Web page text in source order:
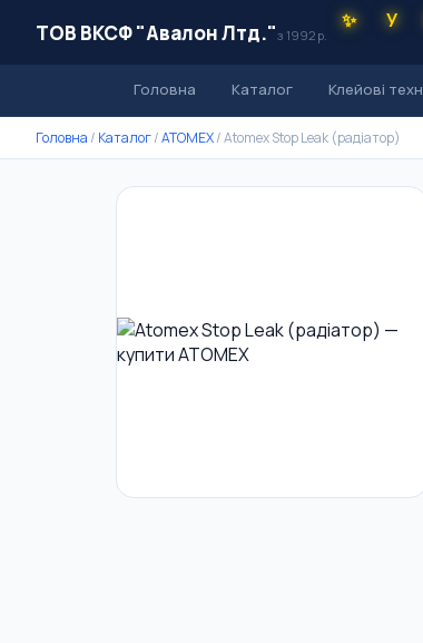
ТОВ ВКСФ "Авалон Лтд."з 1992 р.
✨
Головна Каталог Клейові
Головна / Каталог/ATOMEX/Atomex Stop Leak (радіатор)